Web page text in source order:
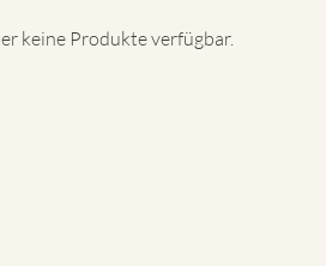
keine Produkte verfügbar.